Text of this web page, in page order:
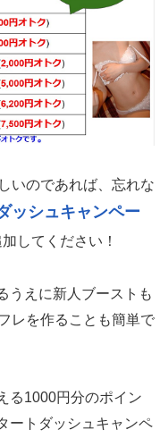
いのであれば、忘れな
ッシュキャンペー
してください！
うえに新人ブーストも
レを作ることも簡単で
る1000円分のポイン
ートダッシュキャンペ